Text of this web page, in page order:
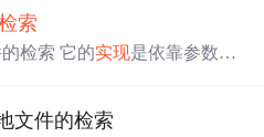
索
检索 它的实现是依靠参数dat
库中。Oracle
文件的检索